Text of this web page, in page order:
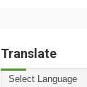
Translate